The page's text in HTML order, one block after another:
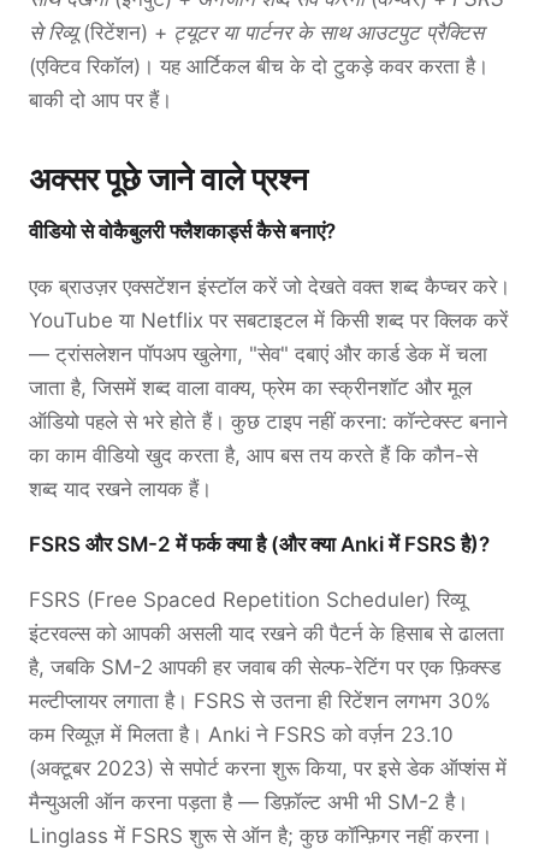
से रिव्यू(रिटेंशन) + ट्यूटर या पार्टनर के साथ आउटपुट प्रैक्टिस
(एक्टिव रिकॉल)। यह आर्टिकल बीच के दो टुकड़े कवर करता है।
बाकी दो आप पर हैं।
अक्सर पूछे जाने वाले प्रश्न
वीडियो से वोकैबुलरी फ्लैशकार्ड्स कैसे बनाएं?
एक ब्राउज़र एक्सटेंशन इंस्टॉल करें जो देखते वक्त शब्द कैप्चर करे।
YouTube या Netflix पर सबटाइटल में किसी शब्द पर क्लिक करें
— ट्रांसलेशन पॉपअप खुलेगा, "सेव" दबाएं और कार्ड डेक में चला
जाता है, जिसमें शब्द वाला वाक्य, फ्रेम का स्क्रीनशॉट और मूल
ऑडियो पहले से भरे होते हैं। कुछ टाइप नहीं करना: कॉन्टेक्स्ट बनाने
का काम वीडियो खुद करता है, आप बस तय करते हैं कि कौन-से
शब्द याद रखने लायक हैं।
FSRS और SM-2 में फर्क क्या है (और क्या Anki में FSRS है)?
FSRS (Free Spaced Repetition Scheduler) रिव्यू
इंटरवल्स को आपकी असली याद रखने की पैटर्न के हिसाब से ढालता
है, जबकि SM-2 आपकी हर जवाब की सेल्फ-रेटिंग पर एक फ़िक्स्ड
मल्टीप्लायर लगाता है। FSRS से उतना ही रिटेंशन लगभग 30%
कम रिव्यूज़ में मिलता है। Anki ने FSRS को वर्ज़न 23.10
(अक्टूबर 2023) से सपोर्ट करना शुरू किया, पर इसे डेक ऑप्शंस में
मैन्युअली ऑन करना पड़ता है — डिफ़ॉल्ट अभी भी SM-2 है।
Linglass में FSRS शुरू से ऑन है; कुछ कॉन्फ़िगर नहीं करना।